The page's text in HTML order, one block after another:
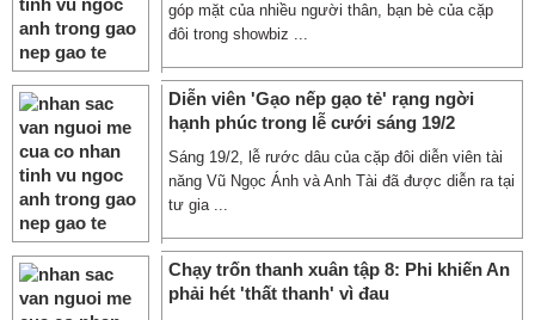
góp mặt của nhiều người thân, bạn bè của cặp
đôi trong showbiz ...
Diễn viên 'Gạo nếp gạo tẻ' rạng ngời
hạnh phúc trong lễ cưới sáng 19/2
Sáng 19/2, lễ rước dâu của cặp đôi diễn viên tài
năng Vũ Ngọc Ánh và Anh Tài đã được diễn ra tại
tư gia ...
Chạy trốn thanh xuân tập 8: Phi khiến An
phải hét 'thất thanh' vì đau